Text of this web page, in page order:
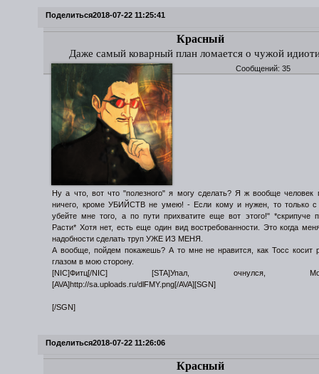
Поделиться2018-07-22 11:25:41
Красный
Даже самый коварный план ломается о чужой
Сообщений: 35
Ну а что, вот что "полезного" я могу сделать? Я ж вообще человек
ничего, кроме УБИЙСТВ не умею! - Если кому и нужен, то только с
убейте мне того, а по пути прихватите еще вот этого!" *скрипуче
Расти* Хотя нет, есть еще один вид востребованности. Это когда
надобности сделать труп УЖЕ ИЗ МЕНЯ.
А вообще, пойдем покажешь? А то мне не нравится, как Тосс косит
глазом в мою сторону.
[NIC]Фитц[/NIC] [STA]Упал, очнулся,
[AVA]http://sa.uploads.ru/dlFMY.png[/AVA][SGN]
[/SGN]
Поделиться2018-07-22 11:26:06
Красный